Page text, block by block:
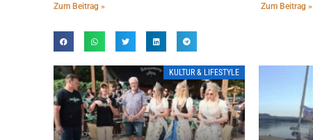
Zum Beitrag » Zum Beitrag »
KULTUR & LIFESTYLE